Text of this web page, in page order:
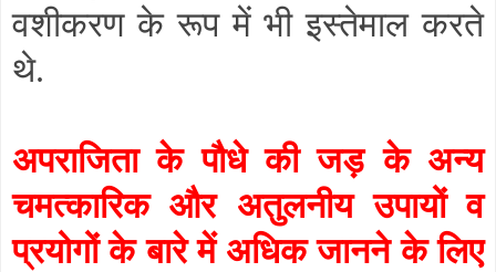
वशीकरण के रूप में भी इस्तेमाल करते
थे.
अपराजिता के पौधे की जड़ के अन्य
चमत्कारिक और अतुलनीय उपायों व
प्रयोगों के बारे में अधिक जानने के लिए